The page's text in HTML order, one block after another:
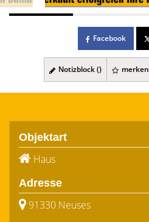
Facebook
Notizblock () merken
Objektart
Haus
Adresse
91330 Neuses